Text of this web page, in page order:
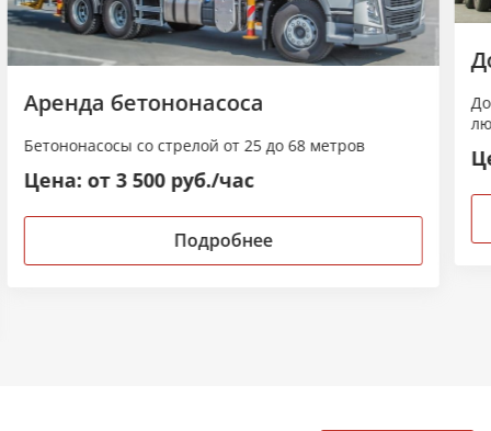
Аренда бетононасоса
Бетононасосы со стрелой от 25 до 68 метров
Цена: от 3 500 руб./час
Подробнее